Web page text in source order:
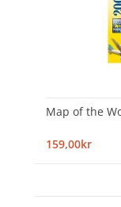
Map of the
159,00kr